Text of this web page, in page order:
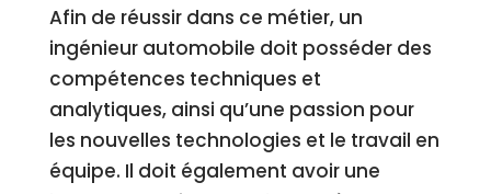
Afin de réussir dans ce métier, un
ingénieur automobile doit posséder des
compétences techniques et
analytiques, ainsi qu’une passion pour
les nouvelles technologies et le travail en
équipe. Il doit également avoir une